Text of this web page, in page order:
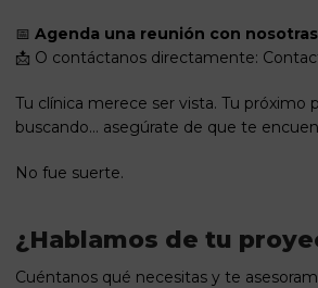
📅 Agenda una reunión con nosotras
📩 O contáctanos directamente:
Tu clínica merece ser vista. Tu próximo
buscando… asegúrate de que te
No fue suerte.
¿Hablamos de tu
Cuéntanos qué necesitas y te